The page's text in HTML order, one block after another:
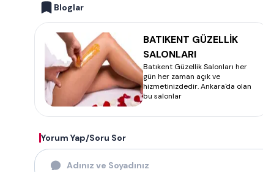
Bloglar
BATIKENT GÜZELLİK
SALONLARI
Batıkent Güzellik Salonları her
gün her zaman açık ve
hizmetinizdedir. Ankara'da olan
bu salonlar
Yorum Yap/Soru Sor